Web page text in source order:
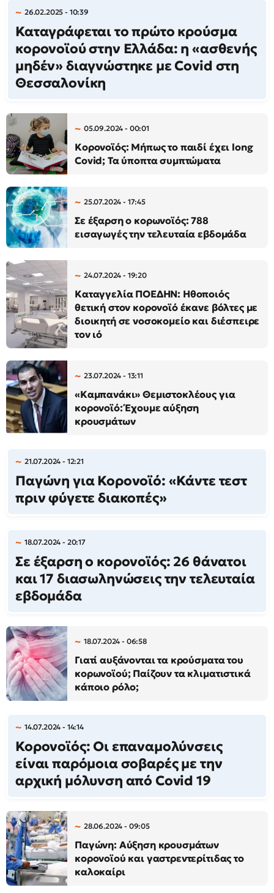
26.02.2025 - 10:39
Καταγράφεται το πρώτο κρούσμα
κορονοϊού στην Ελλάδα: η «ασθενής
μηδέν» διαγνώστηκε με Covid στη
Θεσσαλονίκη
05.09.2024 - 00:01
Κορονοϊός: Μήπως το παιδί έχει long
Covid; Τα ύποπτα συμπτώματα
25.07.2024 - 17:45
Σε έξαρση ο κορωνοϊός: 788
εισαγωγές την τελευταία εβδομάδα
24.07.2024 - 19:20
Καταγγελία ΠΟΕΔΗΝ: Ηθοποιός
θετική στον κορονοϊό έκανε βόλτες με
διοικητή σε νοσοκομείο και διέσπειρε
τον ιό
23.07.2024 - 13:11
«Καμπανάκι» Θεμιστοκλέους για
κορονοϊό: Έχουμε αύξηση
κρουσμάτων
21.07.2024 - 12:21
Παγώνη για Κορονοϊό: «Κάντε τεστ
πριν φύγετε διακοπές»
18.07.2024 - 20:17
Σε έξαρση ο κορονοϊός: 26 θάνατοι
και 17 διασωληνώσεις την τελευταία
εβδομάδα
18.07.2024 - 06:58
Γιατί αυξάνονται τα κρούσματα του
κορωνοϊού; Παίζουν τα κλιματιστικά
κάποιο ρόλο;
14.07.2024 - 14:14
Κορονοϊός: Οι επαναμολύνσεις
είναι παρόμοια σοβαρές με την
αρχική μόλυνση από Covid 19
28.06.2024 - 09:05
Παγώνη: Αύξηση κρουσμάτων
κορονοϊού και γαστρεντερίτιδας το
καλοκαίρι